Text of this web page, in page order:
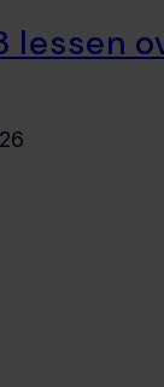
lessen